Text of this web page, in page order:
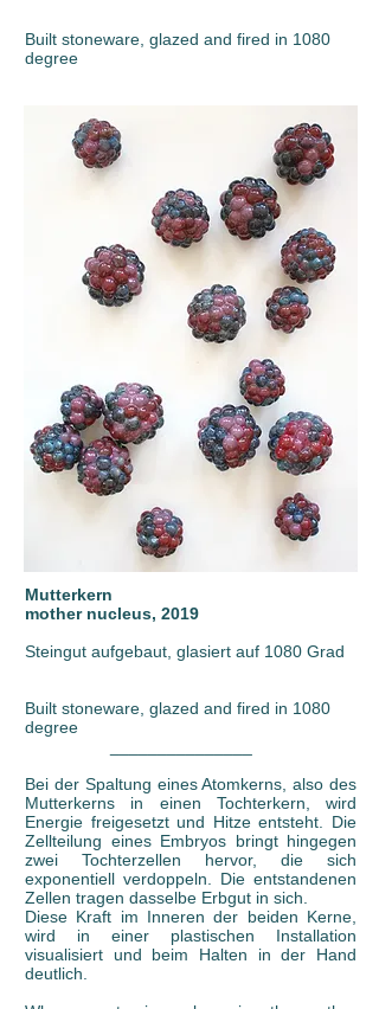
Built stoneware, glazed and fired in 1080
degree
Mutterkern
mother nucleus, 2019
Steingut aufgebaut, glasiert auf 1080 Grad
Built stoneware, glazed and fired in 1080
degree
Bei der Spaltung eines Atomkerns, also des
Mutterkerns in einen Tochterkern, wird
Energie freigesetzt und Hitze entsteht. Die
Zellteilung eines Embryos bringt hingegen
zwei Tochterzellen hervor, die sich
exponentiell verdoppeln. Die entstandenen
Zellen tragen dasselbe Erbgut in sich.
Diese Kraft im Inneren der beiden Kerne,
wird in einer plastischen Installation
visualisiert und beim Halten in der Hand
deutlich.